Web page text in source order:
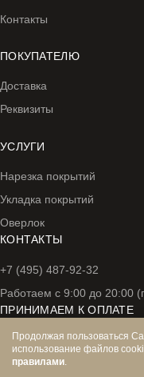
Контакты
ПОКУПАТЕЛЮ
Доставка
Реквизиты
УСЛУГИ
Нарезка покрытий
Укладка покрытий
Оверлок
КОНТАКТЫ
+7 (495) 487-92-32
Работаем с 9:00 до 20:00
ПРИНИМАЕМ К ОПЛАТЕ
Продолжая пользоваться
использование файлов
правилами.